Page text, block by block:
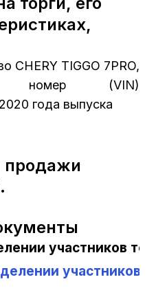
CHERY TIGGO 7PRO,
номер (VIN)
года выпуска
продажи
участников
участников